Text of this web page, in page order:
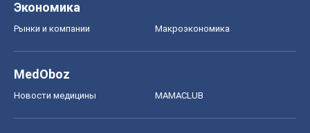
Экономика
Рынки и компании Mакроэкономика
MedOboz
Новости медицины MAMACLUB